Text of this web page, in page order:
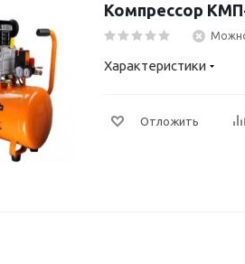
Компрессор
Характеристики
Отложить